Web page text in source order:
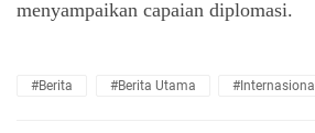
menyampaikan capaian diplomasi.
#Berita #Berita Utama #Internasional